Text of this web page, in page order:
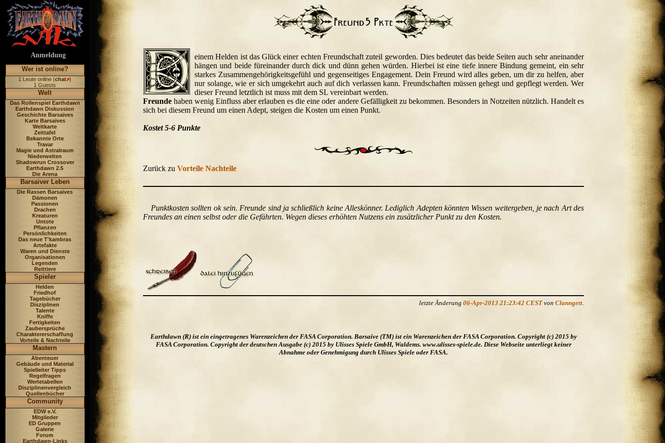
Anmeldung
Wer ist online?
1 Leute online (chat )
1 Guests
Welt
Das Rollenspiel Earthdawn
Earthdawn Diskussion
Geschichte Barsaives
Karte Barsaives
Weltkarte
Zeittafel
Bekannte Orte
Travar
Magie und Astralraum
Niederwelten
Shadowrun Crossover
Earthdawn 2.5
Die Arena
Barsaiver Leben
Die Rassen Barsaives
Dämonen
Passionen
Drachen
Kreaturen
Untote
Pflanzen
Persönlichkeiten
Das neue T'kambras
Artefakte
Waren und Dienste
Organisationen
Legenden
Reittiere
Spieler
Helden
Friedhof
Tagebücher
Disziplinen
Talente
Kniffe
Fertigkeiten
Zaubersprüche
Charaktererschaffung
Vorteile & Nachteile
Mastern
Abenteuer
Gebäude und Material
Spielleiter Tipps
Regelfragen
Wertetabellen
Disziplinenvergleich
Quellenbücher
Community
EDW e.V.
Mitglieder
ED Gruppen
Galerie
Forum
Earthdawn-Links
einem Helden ist das Glück einer echten Freundschaft zuteil geworden. Dies bedeutet das beide Seiten auch sehr aneinander
hängen und beide füreinander durch dick und dünn gehen würden. Hierbei ist eine tiefe innere Bindung gemeint, ein sehr
starkes Zusammengehörigkeitsgefühl und gegenseitiges Engagement. Dein Freund wird alles geben, um dir zu helfen, aber
nur solange, wie er sich umgekehrt auch auf dich verlassen kann. Freundschaften müssen gehegt und gepflegt werden. Wer
dieser Freund letztlich ist muss mit dem SL vereinbart werden.
Freunde haben wenig Einfluss aber erlauben es die eine oder andere Gefälligkeit zu bekommen. Besonders in Notzeiten nützlich. Handelt es
sich bei diesem Freund um einen Adept, steigen die Kosten um einen Punkt.
Kostet 5-6 Punkte
Zurück zu Vorteile Nachteile
Punktkosten sollten ok sein. Freunde sind ja schließlich keine Alleskönner. Lediglich Adepten könnten Wissen weitergeben, je nach Art des
Freundes an einen selbst oder die Gefährten. Wegen dieses erhöhten Nutzens ein zusätzlicher Punkt zu den Kosten.
letzte Änderung 06-Apr-2013 21:23:42 CESTvon Clanngett.
Earthdawn (R) ist ein eingetragenes Warenzeichen der FASA Corporation. Barsaive (TM) ist ein Warenzeichen der FASA Corporation. Copyright (c) 2015 by
FASA Corporation. Copyright der deutschen Ausgabe (c) 2015 by Ulisses Spiele GmbH, Waldems. www.ulisses-spiele.de. Diese Webseite unterliegt keiner
Abnahme oder Genehmigung durch Ulisses Spiele oder FASA.